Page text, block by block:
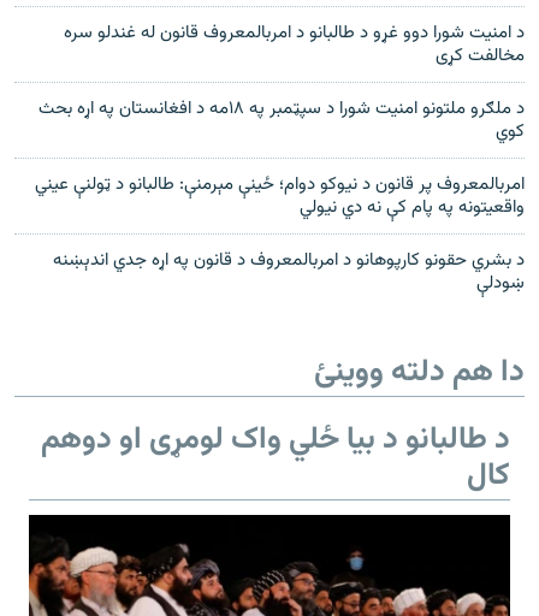
د امنیت شورا دوو غړو د طالبانو د امربالمعروف قانون له غندلو سره
مخالفت کړی
د ملګرو ملتونو امنیت شورا د سپټمبر په ۱۸مه د افغانستان په اړه بحث
کوي
امربالمعروف پر قانون د نیوکو دوام؛ ځینې مېرمنې: طالبانو د ټولنې عیني
واقعیتونه په پام کې نه دي نیولي
د بشري حقونو کارپوهانو د امربالمعروف د قانون په اړه جدي اندېښنه
ښودلې
دا هم دلته ووینئ
د طالبانو د بیا ځلي واک لومړی او دوهم
کال